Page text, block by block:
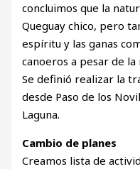
concluimos que la
Queguay chico, pero
espíritu y las ganas
canoeros a pesar de
Se definió realizar la
desde Paso de los
Laguna.
Cambio de planes
Creamos lista de